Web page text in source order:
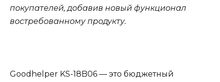
покупателей, добавив новый функционал
востребованному продукту.
Goodhelper KS-18B06 — это бюджетный